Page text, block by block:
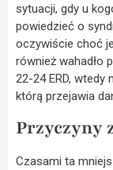
sytuacji, gdy u
powiedzieć o
oczywiście choć
również wahadło
22-24 ERD,
którą przejawia
Przyczyny
Czasami ta